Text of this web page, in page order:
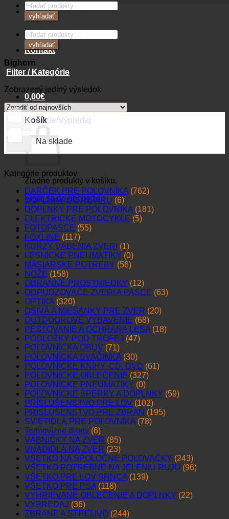
Blog
Kontakt
0,00€
Košík
Žiadne produkty v košíku.
Vrátiť sa do obchodu
Products
search
vyhľadať
Products
search
vyhľadať
Bighorn
Filter / Kategórie
Zobrazený jediný výsledok
Akcie/Výpredaj
Na sklade
Kategórie produktov
DARČEK PRE POĽOVNÍKA (762)
DOPLNKY DO REVÍRU (6)
DOPLNKY PRE POĽOVNÍKA (181)
ELEKTRICKÉ MOTOCYKLE (5)
FOTOPASCE (55)
FOXLINE (117)
KURZY VÁBENIA ZVERI (1)
LESNÍCKE PNEUMATIKY (0)
MÄSIARSKE POTREBY (56)
NOŽE (158)
OBRANNÉ PROSTRIEDKY (12)
ODPUDZOVAČE ZVERI A PASCE (63)
OPTIKA (320)
OSIVÁ A MIEŠANKY PRE ZVER (20)
OUTDOOROVÉ VYBAVENIE (68)
PESTOVANIE A OCHRANA LESA (18)
PODLOŽKY POD TROFEJ (47)
POĽOVNÍCKA OBUV (71)
POĽOVNÍCKA SVAČINKA (30)
POĽOVNÍCKE KNIHY, CD, DVD (61)
POĽOVNÍCKE OBLEČENIE (327)
POĽOVNÍCKE PNEUMATIKY (0)
POĽOVNÍCKE ŠPERKY A DOPLNKY (59)
PRÍSLUŠENSTVO PRE LOV (102)
PRÍSLUŠENSTVO PRE ZBRAŇ (195)
SVIETIDLÁ PRE POĽOVNÍKA (78)
Termovízne drony (6)
VÁBNIČKY NA ZVER (85)
VNADIDLÁ NA ZVER (23)
VŠETKO NA SPOLOČNÉ POĽOVAČKY (243)
VŠETKO POTREBNÉ NA JELENIU RUJU (96)
VŠETKO PRE LOV SRNCA (139)
VŠETKO PRE PSA (118)
VYHRIEVANÉ OBLEČENIE A DOPLNKY (22)
VÝPREDAJ (36)
ZBRANE A STRELIVO (244)